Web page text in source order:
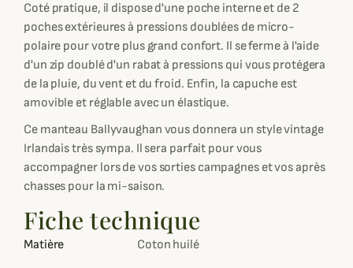
Coté pratique, il dispose d'une poche interne et de 2
poches extérieures à pressions doublées de micro-
polaire pour votre plus grand confort. Il se ferme à l'aide
d'un zip doublé d'un rabat à pressions qui vous protégera
de la pluie, du vent et du froid. Enfin, la capuche est
amovible et réglable avec un élastique.
Ce manteau Ballyvaughan vous donnera un style vintage
Irlandais très sympa. Il sera parfait pour vous
accompagner lors de vos sorties campagnes et vos après
chasses pour la mi-saison.
Fiche technique
Matière Coton huilé